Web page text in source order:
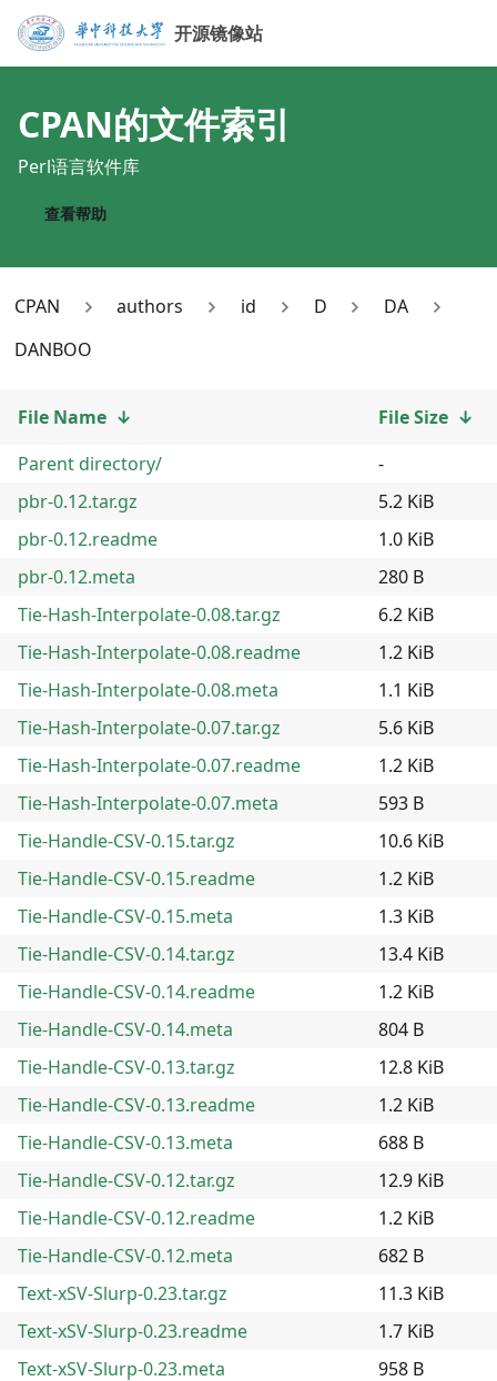
开源镜像站
CPAN的文件索引
Perl语言软件库
查看帮助
CPAN authors id D
DA
DANBOO
File Name ↓ File Size ↓
Parent directory/
-
pbr-0.12.tar.gz
5.2 KiB
pbr-0.12.readme
1.0 KiB
pbr-0.12.meta
280 B
Tie-Hash-Interpolate-0.08.tar.gz
6.2 KiB
Tie-Hash-Interpolate-0.08.readme
1.2 KiB
Tie-Hash-Interpolate-0.08.meta
1.1 KiB
Tie-Hash-Interpolate-0.07.tar.gz
5.6 KiB
Tie-Hash-Interpolate-0.07.readme
1.2 KiB
Tie-Hash-Interpolate-0.07.meta
593 B
Tie-Handle-CSV-0.15.tar.gz
10.6 KiB
Tie-Handle-CSV-0.15.readme
1.2 KiB
Tie-Handle-CSV-0.15.meta
1.3 KiB
Tie-Handle-CSV-0.14.tar.gz
13.4 KiB
Tie-Handle-CSV-0.14.readme
1.2 KiB
Tie-Handle-CSV-0.14.meta
804 B
Tie-Handle-CSV-0.13.tar.gz
12.8 KiB
Tie-Handle-CSV-0.13.readme
1.2 KiB
Tie-Handle-CSV-0.13.meta
688 B
Tie-Handle-CSV-0.12.tar.gz
12.9 KiB
Tie-Handle-CSV-0.12.readme
1.2 KiB
Tie-Handle-CSV-0.12.meta
682 B
Text-xSV-Slurp-0.23.tar.gz
11.3 KiB
Text-xSV-Slurp-0.23.readme
1.7 KiB
Text-xSV-Slurp-0.23.meta
958 B